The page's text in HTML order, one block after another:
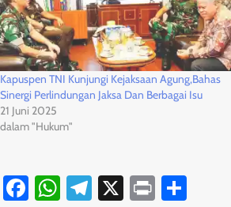
Kapuspen TNI Kunjungi Kejaksaan Agung,Bahas
Sinergi Perlindungan Jaksa Dan Berbagai Isu
21 Juni 2025
dalam "Hukum"
Facebook
WhatsApp
Telegram
X Print